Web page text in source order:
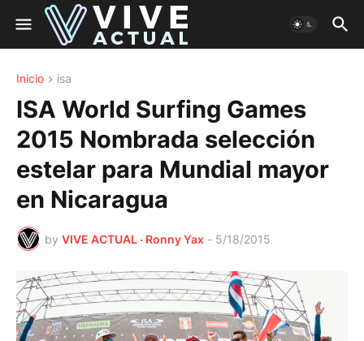
Inicio isa
ISA World Surfing Games
2015 Nombrada selección
estelar para Mundial mayor
en Nicaragua
by VIVE ACTUAL · Ronny Yax - 5/18/2015